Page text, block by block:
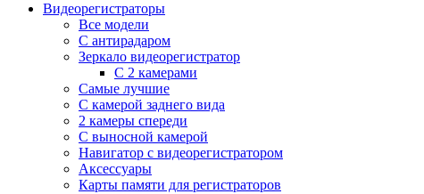
Видеорегистраторы
Все модели
C антирадаром
Зеркало видеорегистратор
С 2 камерами
Самые лучшие
С камерой заднего вида
2 камеры спереди
С выносной камерой
Навигатор с видеорегистратором
Аксессуары
Карты памяти для регистраторов